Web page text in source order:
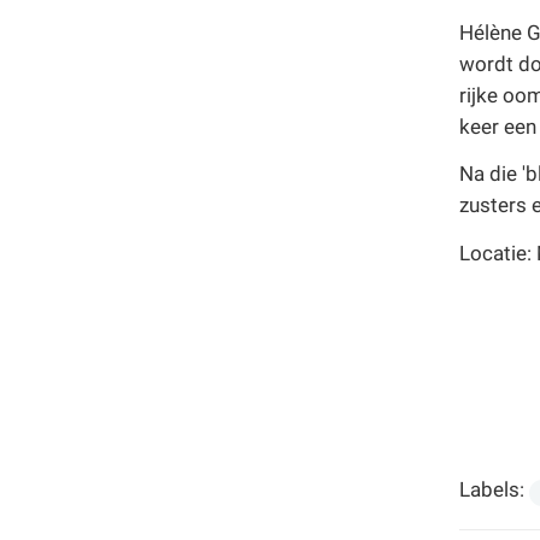
Hélène
wordt
rijke
keer
Na die
zusters
Locatie:
Labels: